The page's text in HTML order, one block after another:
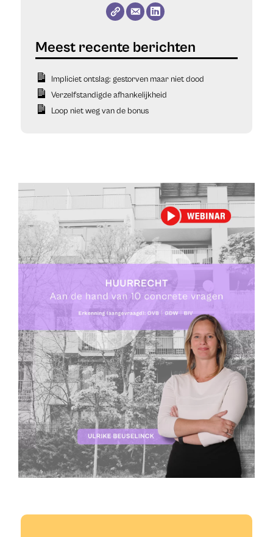
Impliciet ontslag: gestorven maar niet dood
Verzelfstandigde afhankelijkheid
Loop niet weg van de bonus